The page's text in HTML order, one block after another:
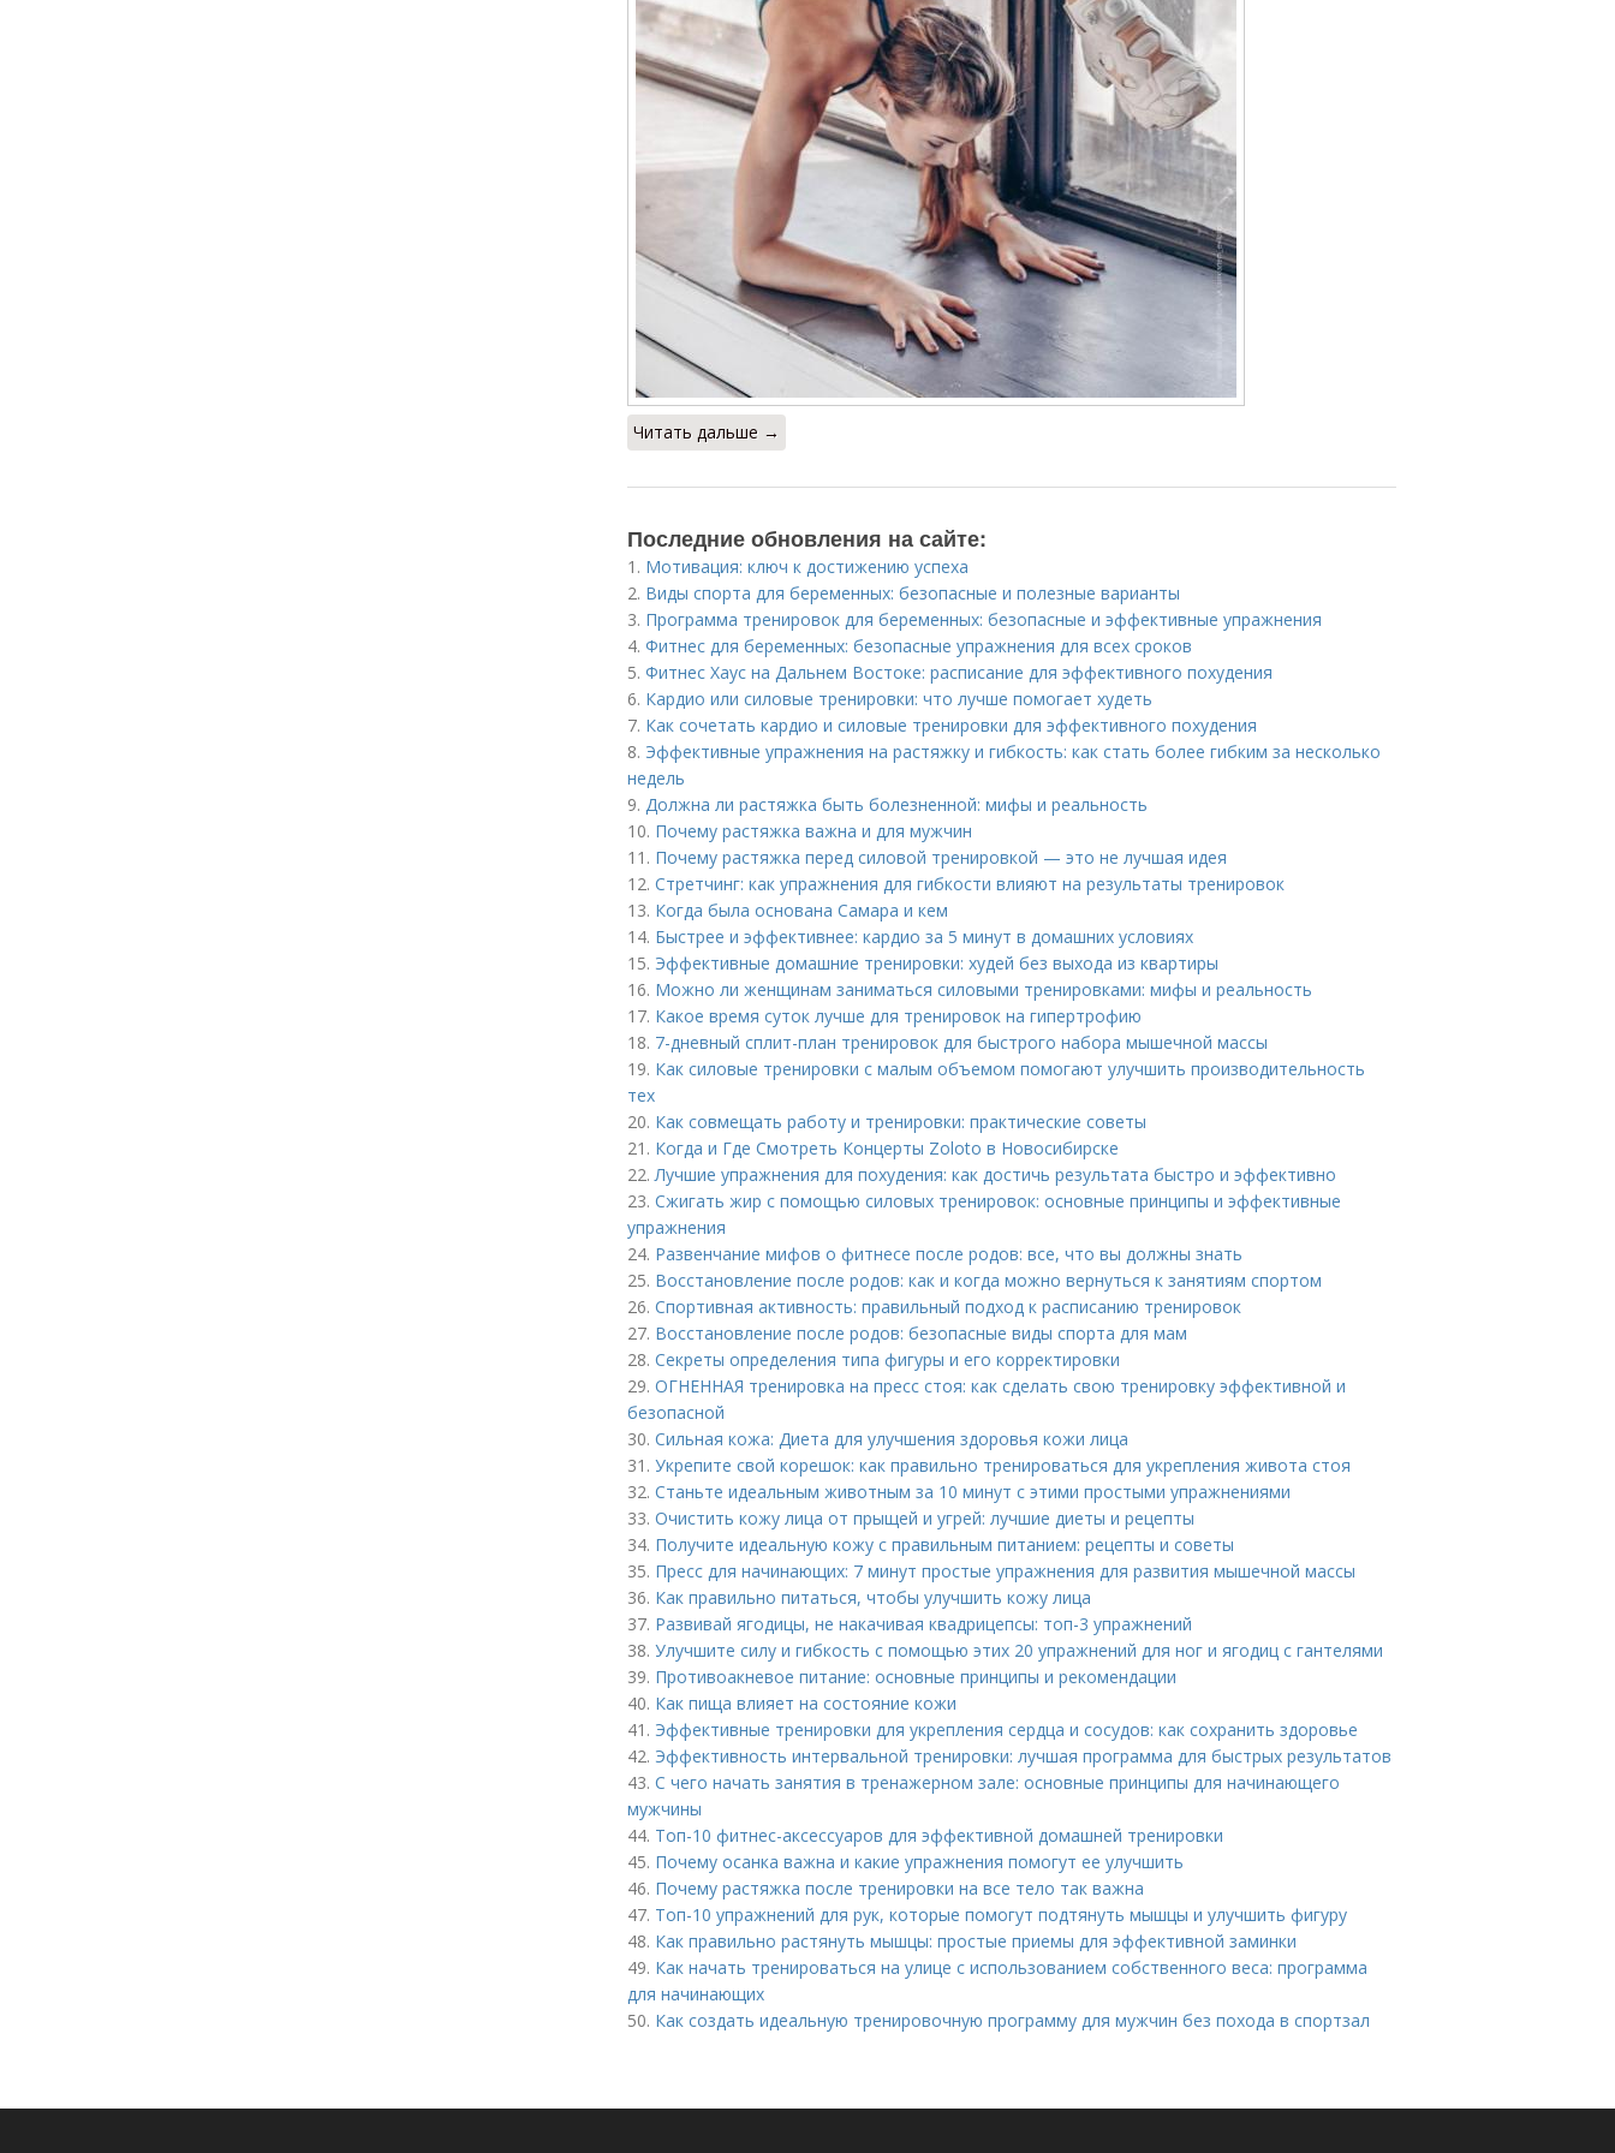
Читать дальше →
Последние обновления на сайте:
1. Мотивация: ключ к достижению успеха
2. Виды спорта для беременных: безопасные и полезные варианты
3. Программа тренировок для беременных: безопасные и эффективные упражнения
4. Фитнес для беременных: безопасные упражнения для всех сроков
5. Фитнес Хаус на Дальнем Востоке: расписание для эффективного похудения
6. Кардио или силовые тренировки: что лучше помогает худеть
7. Как сочетать кардио и силовые тренировки для эффективного похудения
8. Эффективные упражнения на растяжку и гибкость: как стать более гибким за несколько
недель
9. Должна ли растяжка быть болезненной: мифы и реальность
10. Почему растяжка важна и для мужчин
11. Почему растяжка перед силовой тренировкой — это не лучшая идея
12. Стретчинг: как упражнения для гибкости влияют на результаты тренировок
13. Когда была основана Самара и кем
14. Быстрее и эффективнее: кардио за 5 минут в домашних условиях
15. Эффективные домашние тренировки: худей без выхода из квартиры
16. Можно ли женщинам заниматься силовыми тренировками: мифы и реальность
17. Какое время суток лучше для тренировок на гипертрофию
18. 7-дневный сплит-план тренировок для быстрого набора мышечной массы
19. Как силовые тренировки с малым объемом помогают улучшить производительность
тех
20. Как совмещать работу и тренировки: практические советы
21. Когда и Где Смотреть Концерты Zoloto в Новосибирске
22.Лучшие упражнения для похудения: как достичь результата быстро и эффективно
23. Сжигать жир с помощью силовых тренировок: основные принципы и эффективные
упражнения
24. Развенчание мифов о фитнесе после родов: все, что вы должны знать
25. Восстановление после родов: как и когда можно вернуться к занятиям спортом
26. Спортивная активность: правильный подход к расписанию тренировок
27. Восстановление после родов: безопасные виды спорта для мам
28. Секреты определения типа фигуры и его корректировки
29. ОГНЕННАЯ тренировка на пресс стоя: как сделать свою тренировку эффективной и
безопасной
30. Сильная кожа: Диета для улучшения здоровья кожи лица
31. Укрепите свой корешок: как правильно тренироваться для укрепления живота стоя
32. Станьте идеальным животным за 10 минут с этими простыми упражнениями
33. Очистить кожу лица от прыщей и угрей: лучшие диеты и рецепты
34. Получите идеальную кожу с правильным питанием: рецепты и советы
35. Пресс для начинающих: 7 минут простые упражнения для развития мышечной массы
36. Как правильно питаться, чтобы улучшить кожу лица
37. Развивай ягодицы, не накачивая квадрицепсы: топ-3 упражнений
38. Улучшите силу и гибкость с помощью этих 20 упражнений для ног и ягодиц с гантелями
39. Противоакневое питание: основные принципы и рекомендации
40. Как пища влияет на состояние кожи
41. Эффективные тренировки для укрепления сердца и сосудов: как сохранить здоровье
42. Эффективность интервальной тренировки: лучшая программа для быстрых результатов
43. С чего начать занятия в тренажерном зале: основные принципы для начинающего
мужчины
44. Топ-10 фитнес-аксессуаров для эффективной домашней тренировки
45. Почему осанка важна и какие упражнения помогут ее улучшить
46. Почему растяжка после тренировки на все тело так важна
47. Топ-10 упражнений для рук, которые помогут подтянуть мышцы и улучшить фигуру
48. Как правильно растянуть мышцы: простые приемы для эффективной заминки
49. Как начать тренироваться на улице с использованием собственного веса: программа
для начинающих
50. Как создать идеальную тренировочную программу для мужчин без похода в спортзал